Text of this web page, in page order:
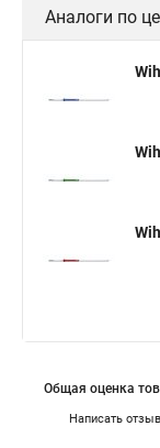
Аналоги по
Написать отзыв
Общая оценка